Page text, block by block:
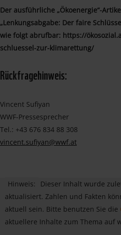
Der ausführliche „Ökoenergie“-
„Lenkungsabgabe: Der faire
wie folgt abrufbar: https://
schluessel-zur-klimarettung/
Rückfragehinweis:
Vincent Sufiyan
WWF-Pressesprecher
Tel.: +43 676 834 88 308
vincent.sufiyan@wwf.at
Hinweis:
Dieser Inhalt wurde
aktualisiert. Zahlen und Fakten
aktuell sein. Bitte benutzen Sie die
aktuellere Inhalte zum Thema auf